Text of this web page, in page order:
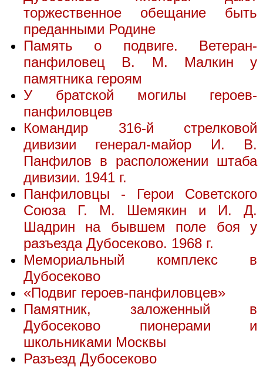
торжественное обещание быть
преданными Родине
Память о подвиге. Ветеран-
панфиловец В. М. Малкин у
памятника героям
У братской могилы героев-
панфиловцев
Командир 316-й стрелковой
дивизии генерал-майор И. В.
Панфилов в расположении штаба
дивизии. 1941 г.
Панфиловцы - Герои Советского
Союза Г. М. Шемякин и И. Д.
Шадрин на бывшем поле боя у
разъезда Дубосеково. 1968 г.
Мемориальный комплекс в
Дубосеково
«Подвиг героев-панфиловцев»
Памятник, заложенный в
Дубосеково пионерами и
школьниками Москвы
Разъезд Дубосеково